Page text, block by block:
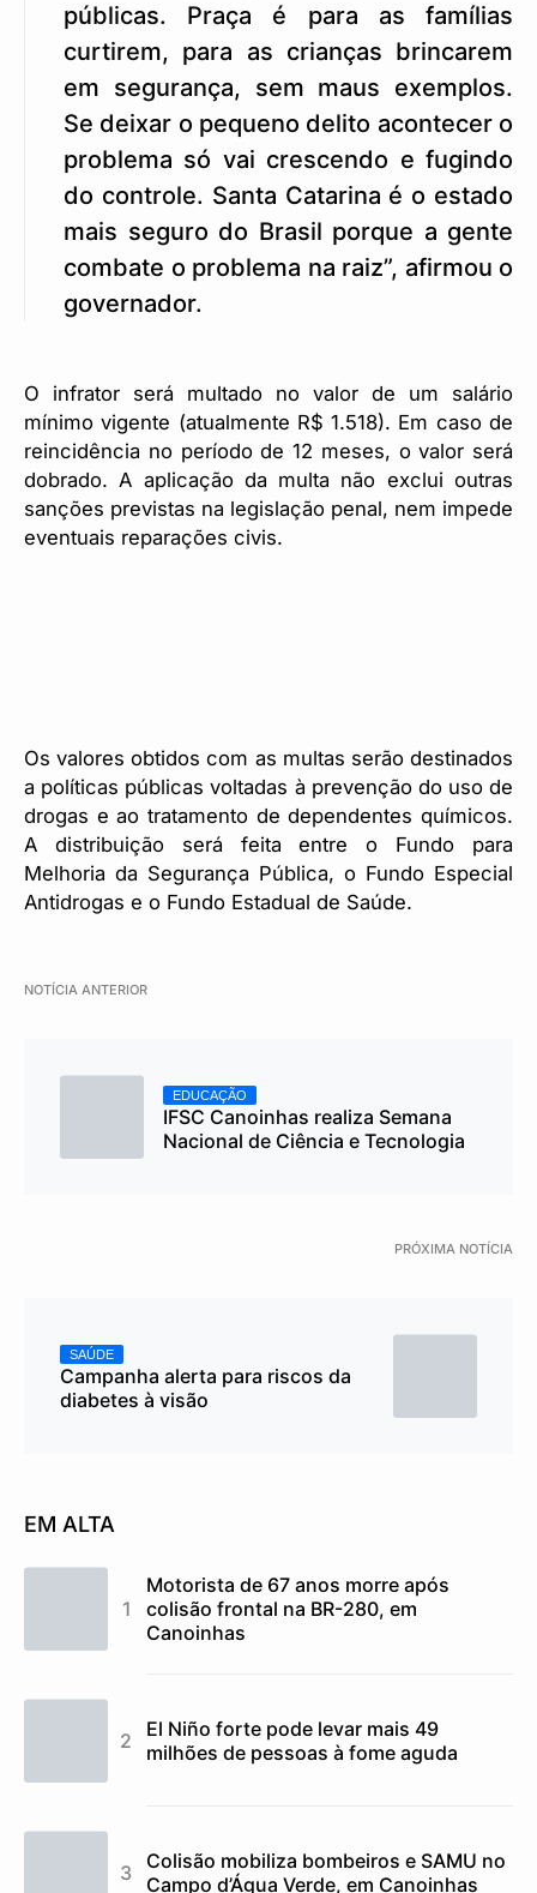
públicas. Praça é para as famílias
curtirem, para as crianças brincarem
em segurança, sem maus exemplos.
Se deixar o pequeno delito acontecer o
problema só vai crescendo e fugindo
do controle. Santa Catarina é o estado
mais seguro do Brasil porque a gente
combate o problema na raiz”, afirmou o
governador.
O infrator será multado no valor de um salário
mínimo vigente (atualmente R$ 1.518). Em caso de
reincidência no período de 12 meses, o valor será
dobrado. A aplicação da multa não exclui outras
sanções previstas na legislação penal, nem impede
eventuais reparações civis.
Os valores obtidos com as multas serão destinados
a políticas públicas voltadas à prevenção do uso de
drogas e ao tratamento de dependentes químicos.
A distribuição será feita entre o Fundo para
Melhoria da Segurança Pública, o Fundo Especial
Antidrogas e o Fundo Estadual de Saúde.
NOTÍCIA ANTERIOR
EDUCAÇÃO
IFSC Canoinhas realiza Semana
Nacional de Ciência e Tecnologia
PRÓXIMA NOTÍCIA
SAÚDE
Campanha alerta para riscos da
diabetes à visão
EM ALTA
Motorista de 67 anos morre após
colisão frontal na BR-280, em
Canoinhas
El Niño forte pode levar mais 49
milhões de pessoas à fome aguda
Colisão mobiliza bombeiros e SAMU no
Campo d’Água Verde, em Canoinhas